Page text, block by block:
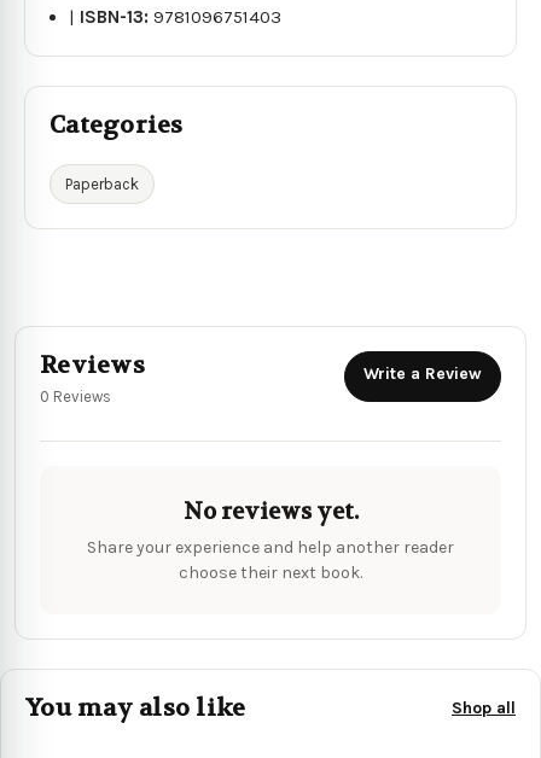
| ISBN-13:9781096751403
Categories
Paperback
Reviews
0 Reviews
Write a Review
No reviews yet.
Share your experience and help another reader
choose their next book.
You may also like Shop all